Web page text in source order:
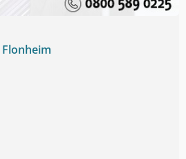
Flonheim